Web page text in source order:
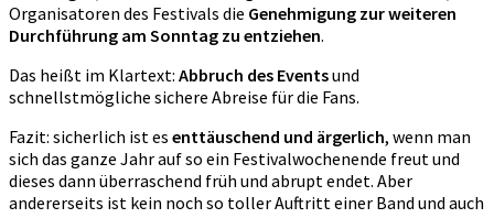
Organisatoren des Festivals die Genehmigung zur weiteren
Durchführung am Sonntag zu entziehen.
Das heißt im Klartext: Abbruch des Eventsund
schnellstmögliche sichere Abreise für die Fans.
Fazit: sicherlich ist es enttäuschend und ärgerlich, wenn man
sich das ganze Jahr auf so ein Festivalwochenende freut und
dieses dann überraschend früh und abrupt endet. Aber
andererseits ist kein noch so toller Auftritt einer Band und auch